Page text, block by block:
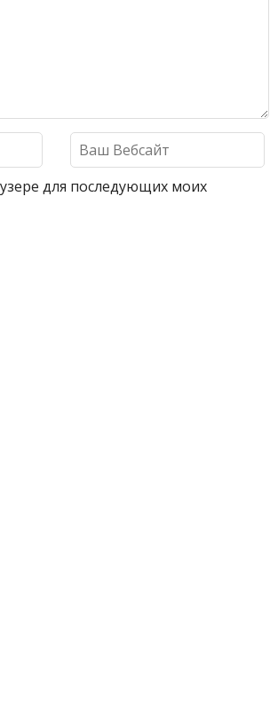
для последующих моих